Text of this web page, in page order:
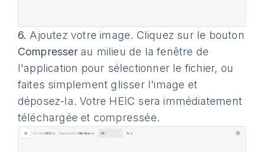
6. Ajoutez votre image. Cliquez sur le bouton
Compresserau milieu de la fenêtre de
l'application pour sélectionner le fichier, ou
faites simplement glisser l'image et
déposez-la. Votre HEIC sera immédiatement
téléchargée et compressée.